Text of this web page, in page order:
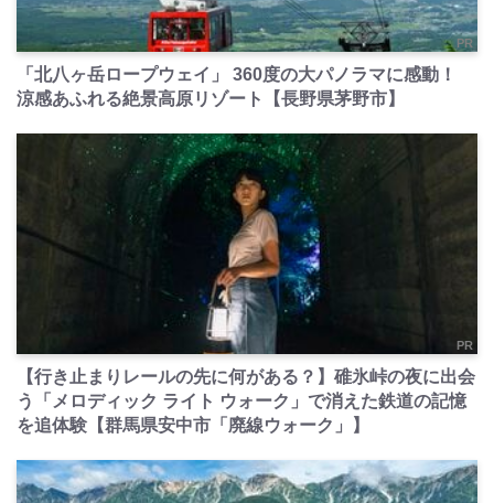
PR
「北八ヶ岳ロープウェイ」 360度の大パノラマに感動！
涼感あふれる絶景高原リゾート【長野県茅野市】
PR
【行き止まりレールの先に何がある？】碓氷峠の夜に出会
う「メロディック ライト ウォーク」で消えた鉄道の記憶
を追体験【群馬県安中市「廃線ウォーク」】